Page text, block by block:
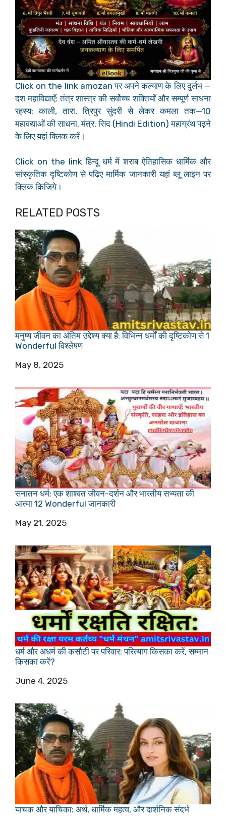
Click on the link amozan पर अपने कल्याण के लिए दुर्लभ —
दश महाविद्याएँ: तंत्र शास्त्र की सर्वोच्च शक्तियाँ और सम्पूर्ण साधना
रहस्य: काली, तारा, त्रिपुर सुंदरी से लेकर कमला तक—10
महावद्याओं की साधना, मंत्र, सिद (Hindi Edition) महाग्रंथ पढ़ने
के लिए यहां क्लिक करें।
Click on the link हिन्दू धर्म में शराब ऐतिहासिक धार्मिक और
सांस्कृतिक दृष्टिकोण से पढ़िए मार्मिक जानकारी यहां ब्लू लाइन पर
क्लिक किजिये।
RELATED POSTS
मनुष्य जीवन का अंतिम उद्देश्य क्या है: विभिन्न धर्मों की दृष्टिकोण से 1
Wonderful विश्लेषण
Date
May 8, 2025
सनातन धर्म: एक शाश्वत जीवन-दर्शन और भारतीय सभ्यता की
आत्मा 12 Wonderful जानकारी
Date
May 21, 2025
धर्म और अधर्म की कसौटी पर परिवार: परित्याग किसका करें, सम्मान
किसका करें?
Date
June 4, 2025
याचक और याचिका: अर्थ, धार्मिक महत्व, और दार्शनिक संदर्भ